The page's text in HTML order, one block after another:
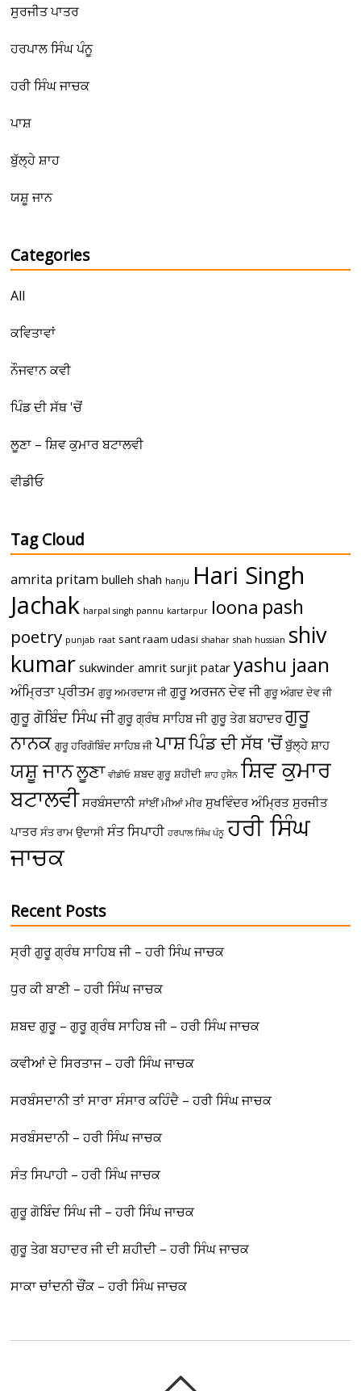
ਸੁਰਜੀਤ ਪਾਤਰ
ਹਰਪਾਲ ਸਿੰਘ ਪੰਨੂ
ਹਰੀ ਸਿੰਘ ਜਾਚਕ
ਪਾਸ਼
ਬੁੱਲ੍ਹੇ ਸ਼ਾਹ
ਯਸ਼ੂ ਜਾਨ
Categories
All
ਕਵਿਤਾਵਾਂ
ਨੌਜਵਾਨ ਕਵੀ
ਪਿੰਡ ਦੀ ਸੱਥ 'ਚੋਂ
ਲੂਣਾ – ਸ਼ਿਵ ਕੁਮਾਰ ਬਟਾਲਵੀ
ਵੀਡੀਓ
Tag Cloud
amrita pritam bulleh shah hanju Hari Singh
Jachak harpal singh pannu kartarpur loona pash
poetry punjab raat sant raam udasi shahar shah hussian shiv
kumar sukwinder amrit surjit patar yashu jaan
ਅੰਮ੍ਰਿਤਾ ਪ੍ਰੀਤਮ ਗੁਰੂ ਅਮਰਦਾਸ ਜੀ ਗੁਰੂ ਅਰਜਨ ਦੇਵ ਜੀ ਗੁਰੂ ਅੰਗਦ ਦੇਵ ਜੀ
ਗੁਰੂ ਗੋਬਿੰਦ ਸਿੰਘ ਜੀ ਗੁਰੂ ਗ੍ਰੰਥ ਸਾਹਿਬ ਜੀ ਗੁਰੂ ਤੇਗ ਬਹਾਦਰ ਗੁਰੂ
ਨਾਨਕ ਗੁਰੂ ਹਰਿਗੋਬਿੰਦ ਸਾਹਿਬ ਜੀ ਪਾਸ਼ਪਿੰਡ ਦੀ ਸੱਥ 'ਚੋਂ ਬੁੱਲ੍ਹੇ ਸ਼ਾਹ
ਯਸ਼ੂ ਜਾਨਲੂਣਾ ਵੀਡੀਓ ਸ਼ਬਦ ਗੁਰੂ ਸ਼ਹੀਦੀ ਸ਼ਾਹ ਹੁਸੈਨ ਸ਼ਿਵ ਕੁਮਾਰ
ਬਟਾਲਵੀ ਸਰਬੰਸਦਾਨੀ ਸਾਂਈਂ ਮੀਆਂ ਮੀਰ ਸੁਖਵਿੰਦਰ ਅੰਮ੍ਰਿਤ ਸੁਰਜੀਤ
ਪਾਤਰ ਸੰਤ ਰਾਮ ਉਦਾਸੀ ਸੰਤ ਸਿਪਾਹੀ ਹਰਪਾਲ ਸਿੰਘ ਪੰਨੂ ਹਰੀ ਸਿੰਘ
ਜਾਚਕ
Recent Posts
ਸ੍ਰੀ ਗੁਰੂ ਗ੍ਰੰਥ ਸਾਹਿਬ ਜੀ – ਹਰੀ ਸਿੰਘ ਜਾਚਕ
ਧੁਰ ਕੀ ਬਾਣੀ – ਹਰੀ ਸਿੰਘ ਜਾਚਕ
ਸ਼ਬਦ ਗੁਰੂ – ਗੁਰੂ ਗ੍ਰੰਥ ਸਾਹਿਬ ਜੀ – ਹਰੀ ਸਿੰਘ ਜਾਚਕ
ਕਵੀਆਂ ਦੇ ਸਿਰਤਾਜ – ਹਰੀ ਸਿੰਘ ਜਾਚਕ
ਸਰਬੰਸਦਾਨੀ ਤਾਂ ਸਾਰਾ ਸੰਸਾਰ ਕਹਿੰਦੈ – ਹਰੀ ਸਿੰਘ ਜਾਚਕ
ਸਰਬੰਸਦਾਨੀ – ਹਰੀ ਸਿੰਘ ਜਾਚਕ
ਸੰਤ ਸਿਪਾਹੀ – ਹਰੀ ਸਿੰਘ ਜਾਚਕ
ਗੁਰੂ ਗੋਬਿੰਦ ਸਿੰਘ ਜੀ – ਹਰੀ ਸਿੰਘ ਜਾਚਕ
ਗੁਰੂ ਤੇਗ ਬਹਾਦਰ ਜੀ ਦੀ ਸ਼ਹੀਦੀ – ਹਰੀ ਸਿੰਘ ਜਾਚਕ
ਸਾਕਾ ਚਾਂਦਨੀ ਚੌਂਕ – ਹਰੀ ਸਿੰਘ ਜਾਚਕ